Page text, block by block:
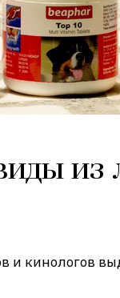
из
и кинологов